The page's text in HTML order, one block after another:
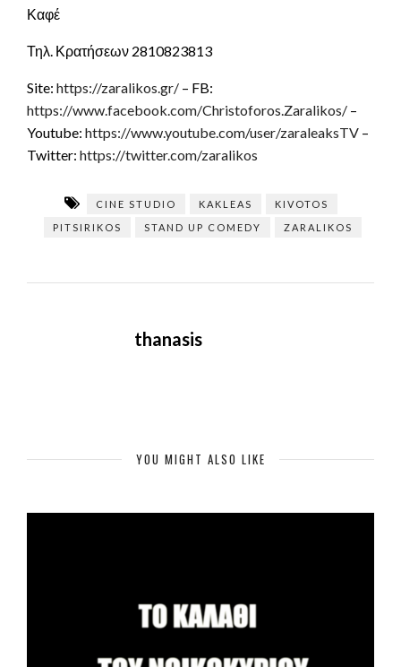
Καφέ
Τηλ. Κρατήσεων 2810823813
Site: https://zaralikos.gr/ – FB:
https://www.facebook.com/Christoforos.Zaralikos/ –
Youtube: https://www.youtube.com/user/zaraleaksTV –
Twitter: https://twitter.com/zaralikos
CINE STUDIO KAKLEAS
KIVOTOS
PITSIRIKOS
STAND UP COMEDY ZARALIKOS
thanasis
YOU MIGHT ALSO LIKE